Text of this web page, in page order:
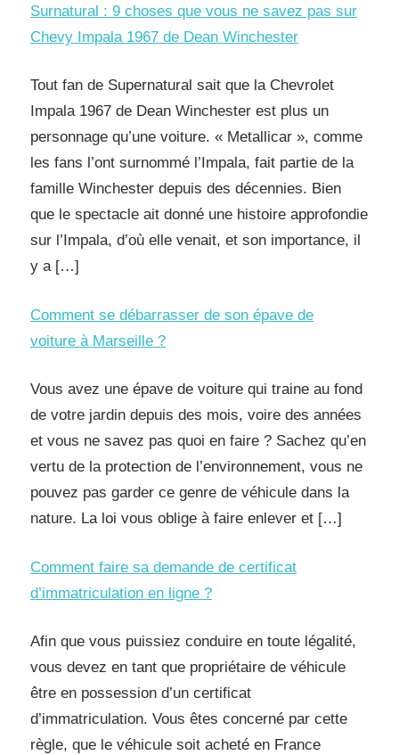
Surnatural : 9 choses que vous ne savez pas sur
Chevy Impala 1967 de Dean Winchester
Tout fan de Supernatural sait que la Chevrolet
Impala 1967 de Dean Winchester est plus un
personnage qu’une voiture. « Metallicar », comme
les fans l’ont surnommé l’Impala, fait partie de la
famille Winchester depuis des décennies. Bien
que le spectacle ait donné une histoire approfondie
sur l’Impala, d’où elle venait, et son importance, il
y a […]
Comment se débarrasser de son épave de
voiture à Marseille ?
Vous avez une épave de voiture qui traine au fond
de votre jardin depuis des mois, voire des années
et vous ne savez pas quoi en faire ? Sachez qu’en
vertu de la protection de l’environnement, vous ne
pouvez pas garder ce genre de véhicule dans la
nature. La loi vous oblige à faire enlever et […]
Comment faire sa demande de certificat
d’immatriculation en ligne ?
Afin que vous puissiez conduire en toute légalité,
vous devez en tant que propriétaire de véhicule
être en possession d’un certificat
d’immatriculation. Vous êtes concerné par cette
règle, que le véhicule soit acheté en France